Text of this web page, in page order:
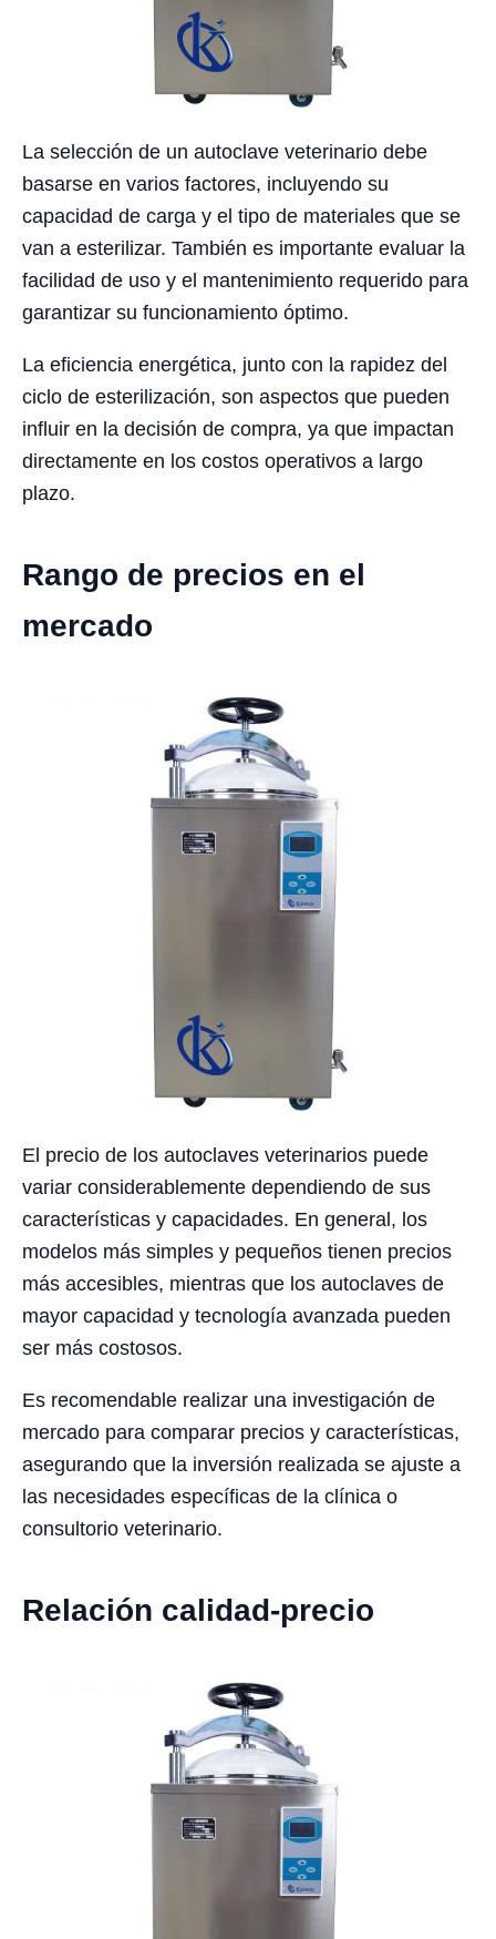
La selección de un autoclave veterinario debe
basarse en varios factores, incluyendo su
capacidad de carga y el tipo de materiales que se
van a esterilizar. También es importante evaluar la
facilidad de uso y el mantenimiento requerido para
garantizar su funcionamiento óptimo.
La eficiencia energética, junto con la rapidez del
ciclo de esterilización, son aspectos que pueden
influir en la decisión de compra, ya que impactan
directamente en los costos operativos a largo
plazo.
Rango de precios en el
mercado
El precio de los autoclaves veterinarios puede
variar considerablemente dependiendo de sus
características y capacidades. En general, los
modelos más simples y pequeños tienen precios
más accesibles, mientras que los autoclaves de
mayor capacidad y tecnología avanzada pueden
ser más costosos.
Es recomendable realizar una investigación de
mercado para comparar precios y características,
asegurando que la inversión realizada se ajuste a
las necesidades específicas de la clínica o
consultorio veterinario.
Relación calidad-precio